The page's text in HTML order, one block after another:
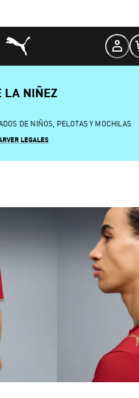
LA NIÑEZ
DE NIÑOS, PELOTAS Y MOCHILAS
VER LEGALES